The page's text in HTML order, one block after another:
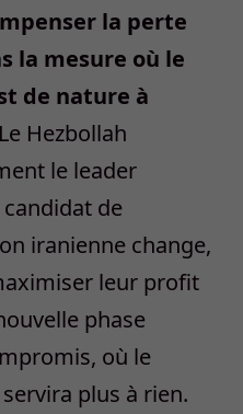
la perte
la mesure où le
de nature à
Hezbollah
le leader
de
iranienne change,
leur profit
phase
où le
plus à rien.